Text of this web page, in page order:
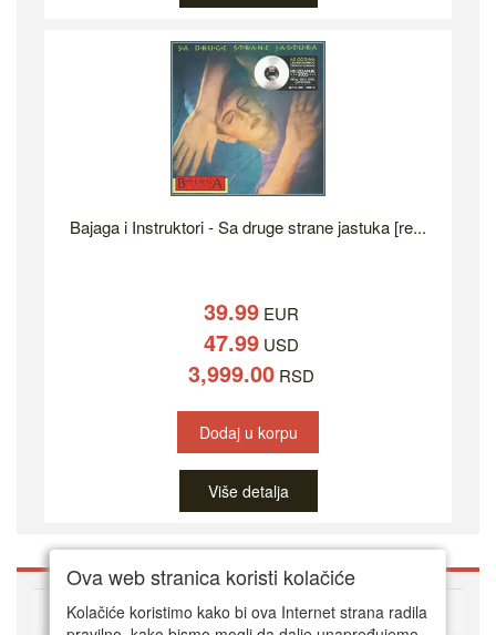
Bajaga i Instruktori - Sa druge strane jastuka [re...
39.99EUR
47.99USD
3,999.00RSD
Dodaj u korpu
Više detalja
O DVD Zoni
Ova web stranica koristi kolačiće
Kolačiće koristimo kako bi ova Internet strana radila